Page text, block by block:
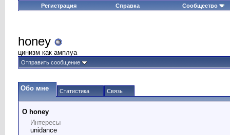
Регистрация Справка Сообщество
honey
цинизм как амплуа
Отправить сообщение
Обо мне Статистика Связь
О honey
Интересы
unidance